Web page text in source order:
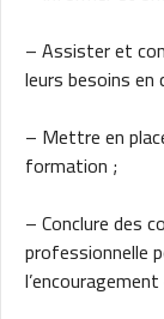
– Assister et
leurs besoins
– Mettre en
formation ;
– Conclure des
professionnelle